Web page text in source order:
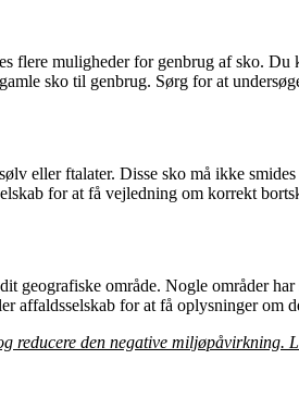
flere muligheder for genbrug af sko.
sko til genbrug. Sørg for at
eller ftalater. Disse sko må ikke
for at få vejledning om korrekt
område. Nogle områder
affaldsselskab for at få oplysninger om
reducere den negative